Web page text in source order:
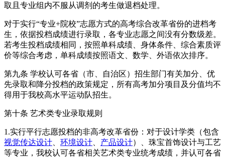
取且专业组内不服从调剂的考生做退档处理。
对于实行“专业+院校”志愿方式的高考综合改革省份的进档考
生，依据投档成绩进行录取，各专业志愿之间没有分数级差。
若考生投档成绩相同，按照单科成绩、身体条件、综合素质评
价等综合考虑，单科成绩按照语文、数学、外语依次排序。
第九条 学校认可各省（市、自治区）招生部门有关加分、优
先录取和降分投档的政策规定，所有高考加分项目及分值均不
得用于我校高水平运动队招生。
第十条 艺术类专业录取规则
1.实行平行志愿投档的非高考改革省份：对于设计学类（包含
视觉传达设计
环境设计 产品设计）、珠宝首饰设计与工艺
等专业，我校认可各省相关艺术类专业统考成绩，并认可各省